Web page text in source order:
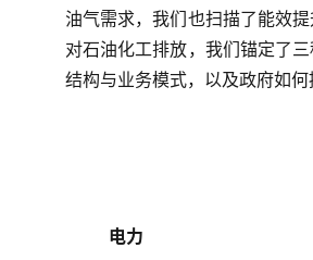
油气需求，我们也扫描了能效
对石油化工排放，我们锚定了
结构与业务模式，以及政府如
电力